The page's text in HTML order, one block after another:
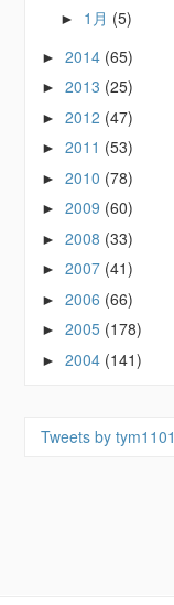
► 1月 (5)
►2014 (65)
►2013 (25)
►2012 (47)
►2011 (53)
►2010 (78)
►2009 (60)
►2008 (33)
►2007 (41)
►2006 (66)
►2005 (178)
►2004 (141)
Tweets by tym1101